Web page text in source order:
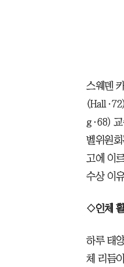
스웨덴
g·68)
벨위원
고에 이
수상 이
◇인체
하루 태
체 리듬